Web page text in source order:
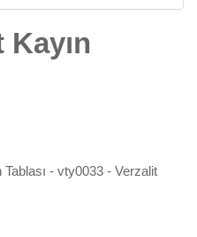
- vty0033 - Verzalit